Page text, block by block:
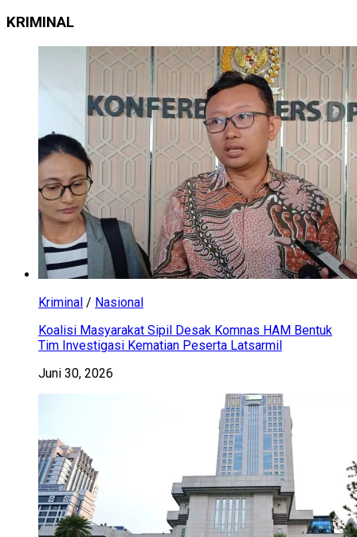
KRIMINAL
Kriminal / Nasional
Koalisi Masyarakat Sipil Desak Komnas HAM Bentuk
Tim Investigasi Kematian Peserta Latsarmil
Juni 30, 2026